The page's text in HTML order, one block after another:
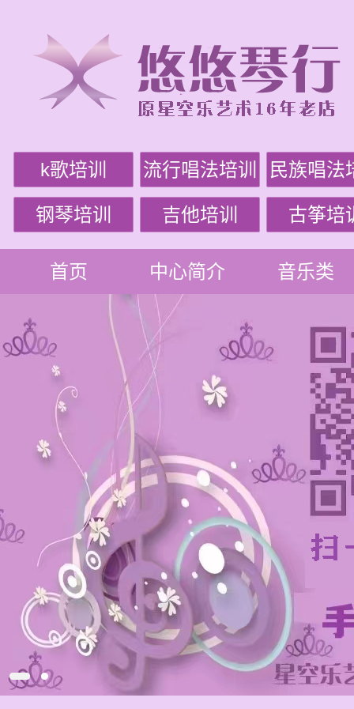
k歌培训 流行唱法培训 民族唱法
钢琴培训 吉他培训 古筝培
首页 中心简介 音乐类